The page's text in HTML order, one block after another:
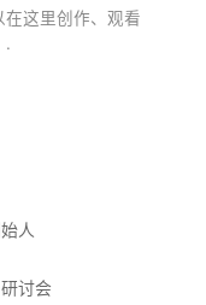
这里创作、观看
.
人
讨会